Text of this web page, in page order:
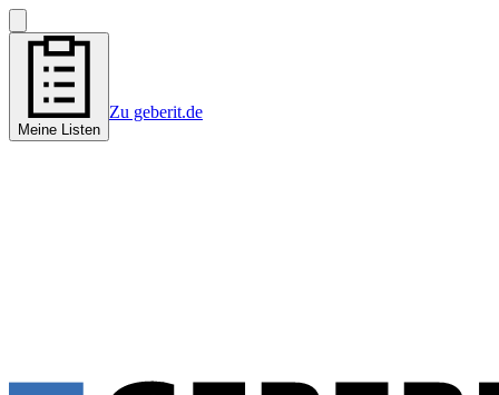
Meine Listen
Zu geberit.de